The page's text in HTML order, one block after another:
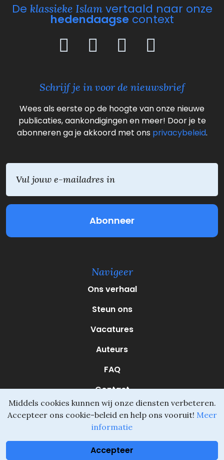
De klassieke Islamvertaald naar onze
hedendaagse context
Schrijf je in voor de nieuwsbrief
Wees als eerste op de hoogte van onze nieuwe
publicaties, aankondigingen en meer! Door je te
abonneren ga je akkoord met ons privacybeleid.
m
i
l
V
i
t
Navigeer
Ons verhaal
Steun ons
Vacatures
Auteurs
FAQ
Contact
Middels cookies kunnen wij onze diensten verbeteren.
Accepteer ons cookie-beleid en help ons vooruit! Meer
informatie
Accepteer